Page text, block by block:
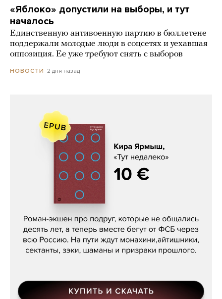
«Яблоко» допустили на выборы, и тут
началось
Единственную антивоенную партию в бюллетене
поддержали молодые люди в соцсетях и уехавшая
оппозиция. Ее уже требуют снять с выборов
НОВОСТИ 2 дня назад
Кира Ярмыш, «Тут недалеко»